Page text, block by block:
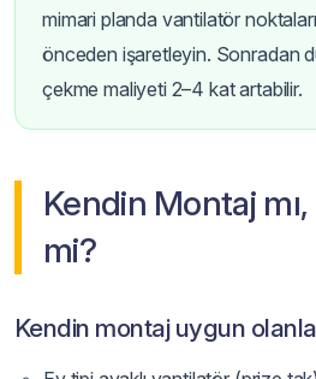
mimari planda vantilatör
önceden işaretleyin. Sonradan
çekme maliyeti 2–4 kat artabilir.
Kendin Montaj
mi?
Kendin montaj uygun